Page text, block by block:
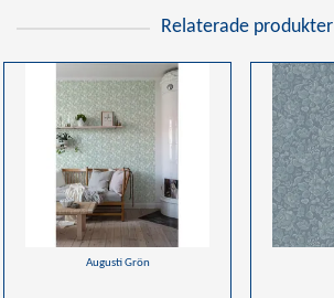
Relaterade produkter
Augusti Grön